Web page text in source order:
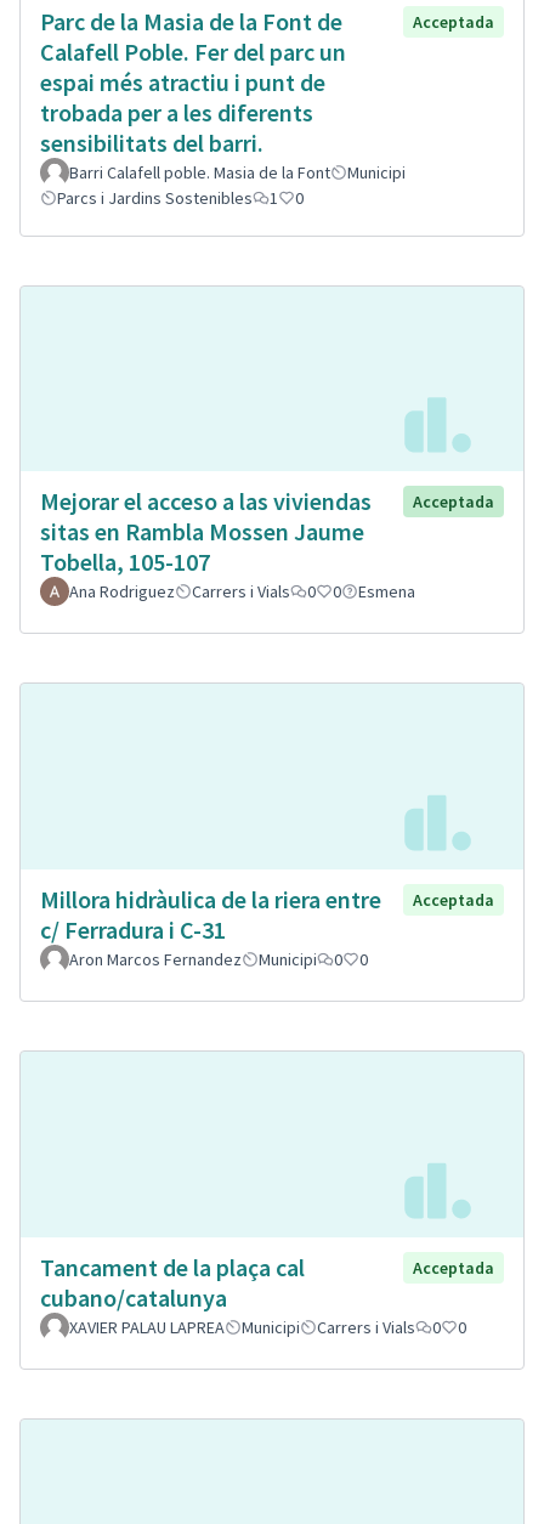
Parc de la Masia de la Font de
Calafell Poble. Fer del parc un
espai més atractiu i punt de
trobada per a les diferents
sensibilitats del barri.
Acceptada
Barri Calafell poble. Masia de la Font
Municipi
Parcs i Jardins Sostenibles
1 0
Mejorar el acceso a las viviendas
sitas en Rambla Mossen Jaume
Tobella, 105-107
Acceptada
Ana Rodriguez Carrers i Vials 0 0 Esmena
Millora hidràulica de la riera entre
c/ Ferradura i C-31
Acceptada
Aron Marcos Fernandez Municipi 0 0
Tancament de la plaça cal
cubano/catalunya
Acceptada
XAVIER PALAU LAPREA Municipi Carrers i Vials 0 0